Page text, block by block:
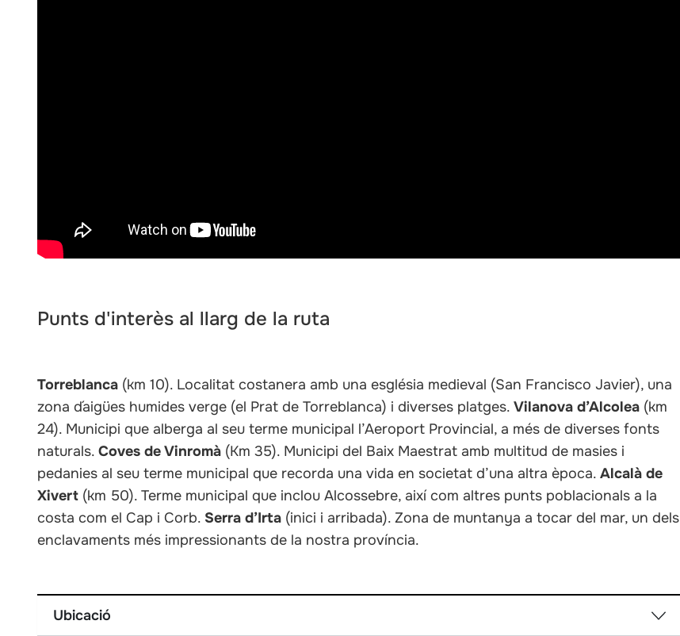
Punts d'interès al llarg de la ruta
Torreblanca (km 10). Localitat costanera amb una església medieval (San Francisco Javier), una
zona d´aigües humides verge (el Prat de Torreblanca) i diverses platges.Vilanova d’Alcolea (km
24). Municipi que alberga al seu terme municipal l’Aeroport Provincial, a més de diverses fonts
naturals.Coves de Vinromà (Km 35). Municipi del Baix Maestrat amb multitud de masies i
pedanies al seu terme municipal que recorda una vida en societat d’una altra època.Alcalà de
Xivert (km 50). Terme municipal que inclou Alcossebre, així com altres punts poblacionals a la
costa com el Cap i Corb. Serra d’Irta (inici i arribada). Zona de muntanya a tocar del mar, un dels
enclavaments més impressionants de la nostra província.
Ubicació